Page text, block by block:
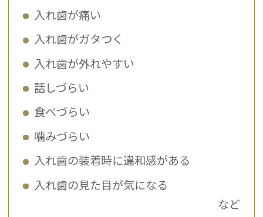
入れ歯が痛い
入れ歯がガタつく
入れ歯が外れやすい
話しづらい
食べづらい
噛みづらい
入れ歯の装着時に違和感がある
入れ歯の見た目が気になる
など